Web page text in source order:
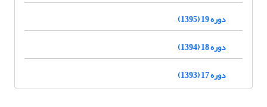
دوره 19 (1395)
دوره 18 (1394)
دوره 17 (1393)